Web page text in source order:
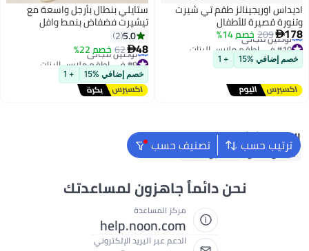
اديداس اوريجينالز طقم تي شيرت
وتنورة قصيرة للأطفال
178
209خصم 14%
#10 في اطقم ملابس البنات
أقل سعر في 7 يوم
توصيل مجاني
خصم إضافي %15 + 1
ستايلي بنطال بأرجل واسعة مع
تيشيرت فضفاض بنمط وافل
5.0
2
48
62 خصم 22%
#9 في اطقم ملابس البنات
أقل سعر في 30 يوم
توصيل مجاني
#9 في اطقم ملابس البنات
خصم إضافي %15 + 1
ترتيب حسب تصنيف حسب البحث الشائع
ملابس اطفال فساتين للبنات
نحن دائماً جاهزون لمساعدتك
مركز المساعدة
help.noon.com
الدعم عبر البريد الإلكتروني